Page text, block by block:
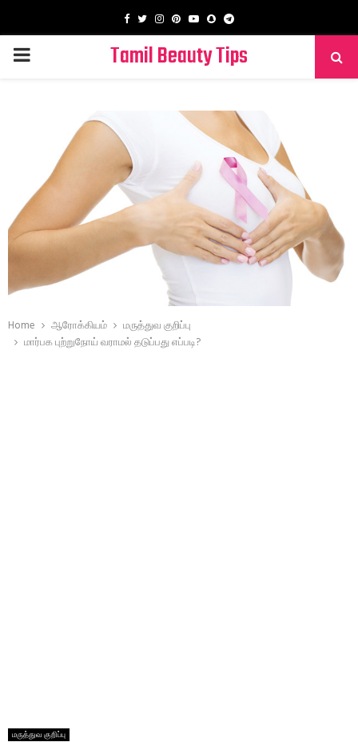
Facebook
TwitterInstagram
PinterestYoutube
SnapchatTelegram
PRIMARY
Tamil Beauty Tips
Home ஆரோக்கியம்
மருத்துவ குறிப்பு
மார்பக புற்றுநோய் வராமல் தடுப்பது எப்படி?
மருத்துவ குறிப்பு